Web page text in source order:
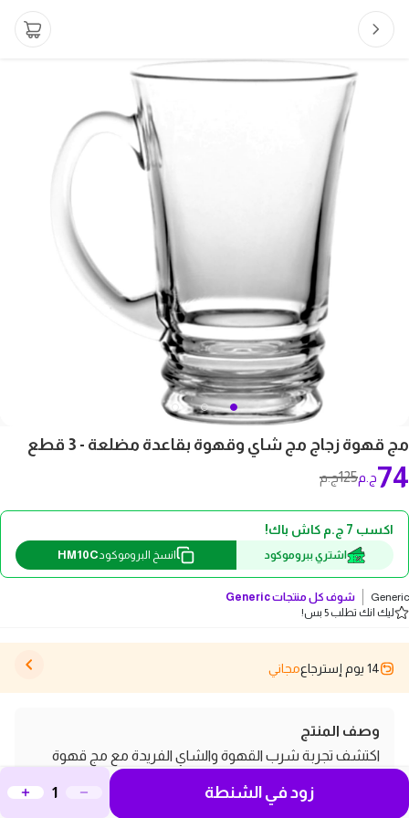
مج قهوة زجاج مج شاي وقهوة بقاعدة مضلعة - 3 قطع
125ج.م 74ج.م
اكسب 7 ج.م كاش باك!
اشتري ببروموكود انسخ البروموكود HM10C
Generic شوف كل منتجاتGeneric
ليك انك تطلب 5 بس!
14 يوم إسترجاع مجاني
وصف المنتج
اكتشف تجربة شرب القهوة والشاي الفريدة مع مج قهوة
زجاج مج شاي وقهوة بقاعدة مضلعة - 3 قطع. تم تصميم زود في الشنطة